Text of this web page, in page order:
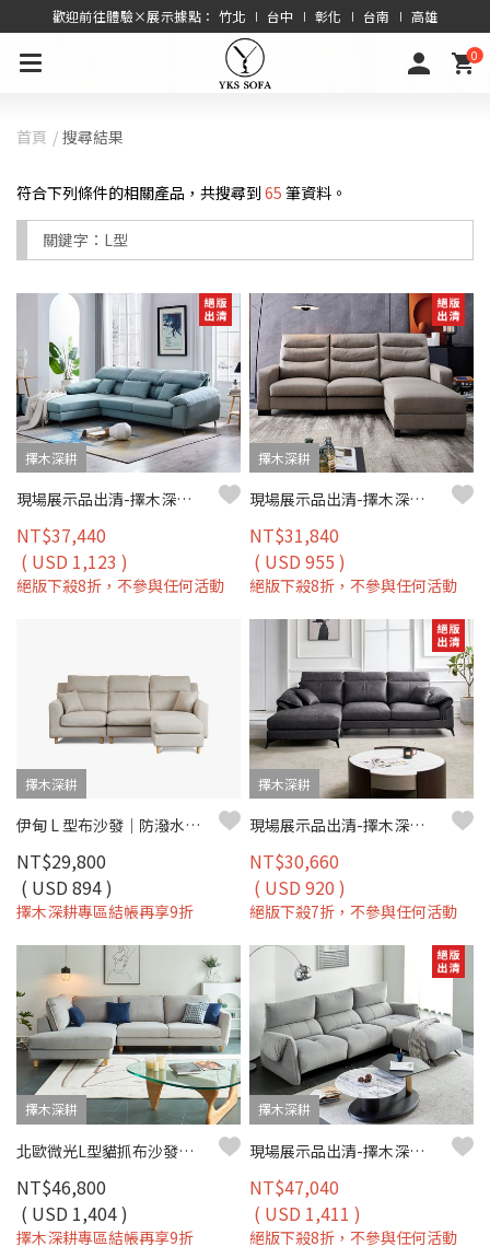
歡迎前往體驗×展示據點： 竹北 ∣ 台中 ∣ 彰化 ∣ 台南 ∣ 高雄
0
首頁 搜尋結果
符合下列條件的相關產品，共搜尋到 65 筆資料。
關鍵字： L型
擇木深耕
現場展示品出清-擇木深耕-莫利L型貓抓布沙發(左型)
NT$37,440
( USD 1,123 )
絕版下殺8折，不參與任何活動
擇木深耕
現場展示品出清-擇木深耕-喬堤L型貓抓皮收納沙發
NT$31,840
( USD 955 )
絕版下殺8折，不參與任何活動
擇木深耕
伊甸 L 型布沙發｜防潑水細亞麻布 × 移動式腳椅 × 多種擺放方式 – 擇木深耕
NT$29,800
( USD 894 )
擇木深耕專區結帳再享9折
擇木深耕
現場展示品出清-擇木深耕-唐恩L型布沙發(左/右型)
NT$30,660
( USD 920 )
絕版下殺7折，不參與任何活動
擇木深耕
北歐微光L型貓抓布沙發｜比利時貓抓布 × 防潑水耐磨 × 可拆洗布套 × 左右型–擇木深耕
NT$46,800
( USD 1,404 )
擇木深耕專區結帳再享9折
擇木深耕
現場展示品出清-擇木深耕-米菲L型貓抓布沙發
NT$47,040
( USD 1,411 )
絕版下殺8折，不參與任何活動